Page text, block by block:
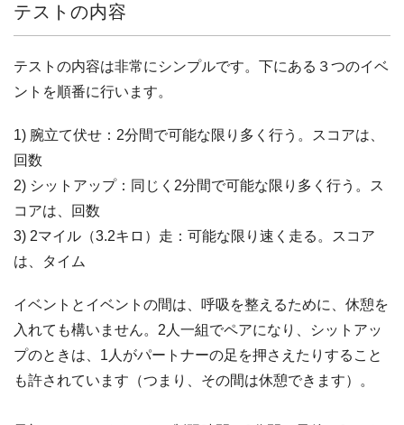
テストの内容
テストの内容は非常にシンプルです。下にある３つのイベ
ントを順番に行います。
1) 腕立て伏せ：2分間で可能な限り多く行う。スコアは、
回数
2) シットアップ：同じく2分間で可能な限り多く行う。ス
コアは、回数
3) 2マイル（3.2キロ）走：可能な限り速く走る。スコア
は、タイム
イベントとイベントの間は、呼吸を整えるために、休憩を
入れても構いません。2人一組でペアになり、シットアッ
プのときは、1人がパートナーの足を押さえたりすること
も許されています（つまり、その間は休憩できます）。